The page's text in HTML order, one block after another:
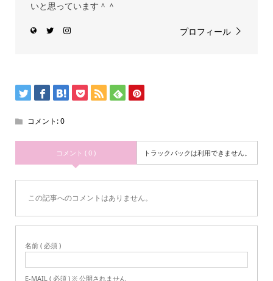
いと思っています＾＾
プロフィール
コメント:0
コメント ( 0 ) トラックバックは利用できません。
この記事へのコメントはありません。
名前 ( 必須 )
E-MAIL ( 必須 ) ※ 公開されません